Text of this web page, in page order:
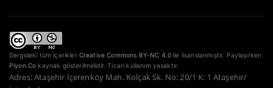
Dergideki tüm içerikler Creative Commons BY-NC 4.0 ile lisanslanmıştır. Paylaşırken
Piyon.Co kaynak gösterilmelidir. Ticari kullanım yasaktır.
Adres: Ataşehir İçerenköy Mah. Kolçak Sk. No: 20/1 K: 1 Ataşehir/